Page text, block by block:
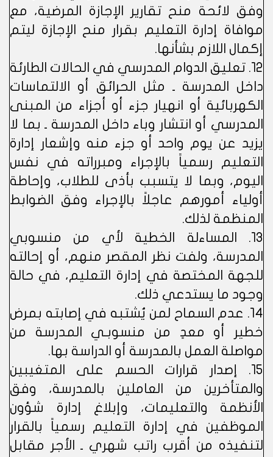
وفق لائحة منح تقارير الإجازة المرضية، مع
موافاة إدارة التعليم بقرار منح الإجازة ليتم
إكمال اللازم بشأنها.
12. تعليق الدوام المدرسي في الحالات الطارئة
داخل المدرسة ـ مثل الحرائق أو الالتماسات
الكهربائية أو انهيار جزء أو أجزاء من المبنى
المدرسي أو انتشار وباء داخل المدرسة ـ بما لا
يزيد عن يوم واحد أو جزء منه وإشعار إدارة
التعليم رسمياً بالإجراء ومبرراته في نفس
اليوم، وبما لا يتسبب بأذى للطلاب، وإحاطة
أولياء أمورهم عاجلاً بالإجراء وفق الضوابط
المنظمة لذلك.
13. المساءلة الخطية لأي من منسوبي
المدرسة، ولفت نظر المقصر منهم، أو إحالته
للجهة المختصة في إدارة التعليم، في حالة
وجود ما يستدعي ذلك.
14. عدم السماح لمن يُشتبه في إصابته بمرض
خطير أو معدٍ من منسوبـي المدرسة من
مواصلة العمل بالمدرسة أو الدراسة بها.
15. إصدار قرارات الحسم على المتغيبين
والمتأخرين من العاملين بالمدرسة، وفق
الأنظمة والتعليمات، وإبلاغ إدارة شؤون
الموظفين في إدارة التعليم رسمياً بالقرار
لتنفيذه من أقرب راتب شهري ـ الأجر مقابل